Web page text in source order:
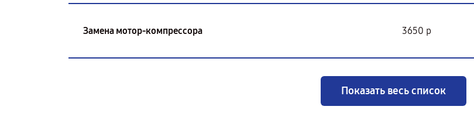
Замена мотор-компрессора 3650 р
Показать весь список